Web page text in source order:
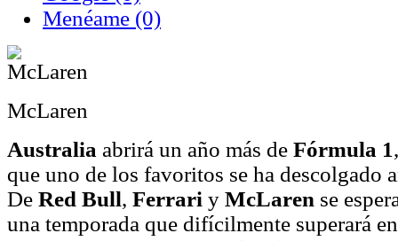
Menéame (0)
McLaren
Australia abrirá un año más de Fórmula 1
que uno de los favoritos se ha descolgado
De Red Bull, Ferrari y McLaren se
una temporada que difícilmente superará